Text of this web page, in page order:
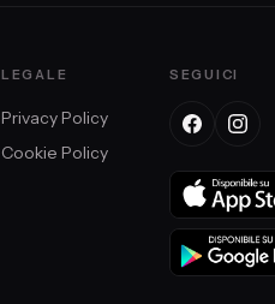
LEGALE
Privacy Policy
Cookie Policy
SEGUICI